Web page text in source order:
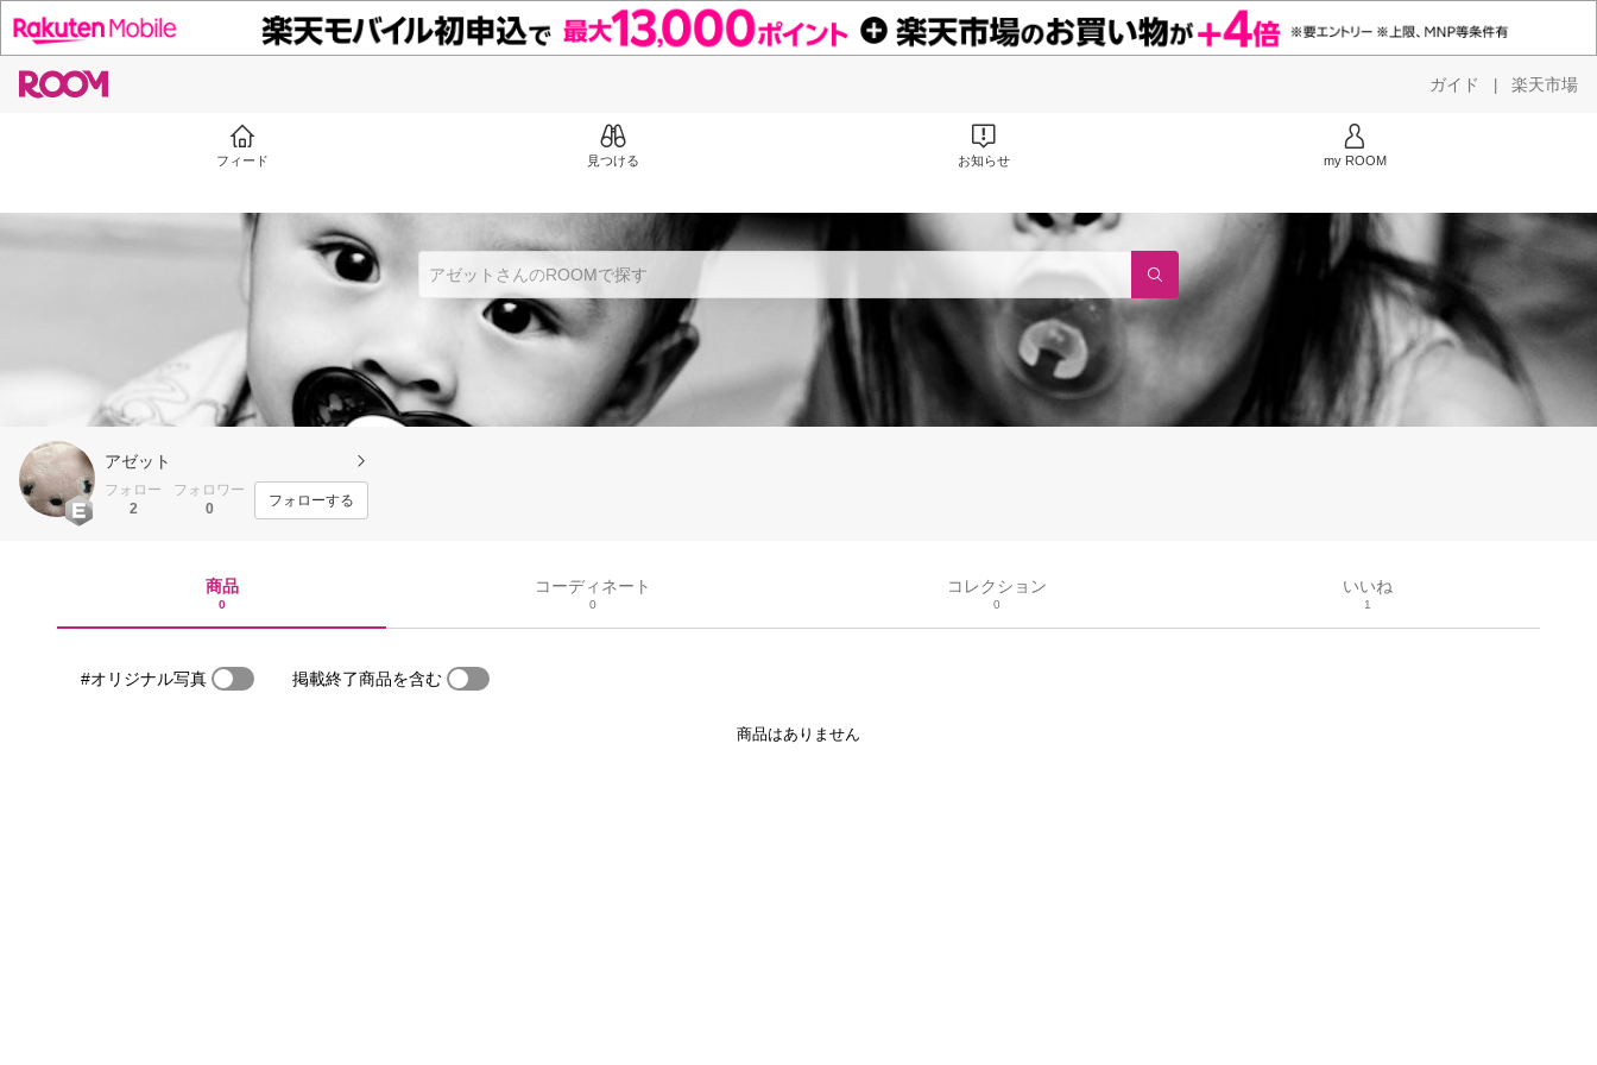
ガイド | 楽天市場
フィード 見つける お知らせ my ROOM
アゼット
フォロー
2
フォロワー
0
フォローする
商品
0
コーディネート
0
コレクション
0
いいね
1
#オリジナル写真 掲載終了商品を含む
商品はありません